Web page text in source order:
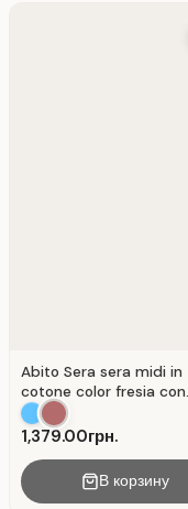
Abito Sera sera midi in
cotone color fresia con
spacco . Fresatura.
1,379.00грн.
В корзину